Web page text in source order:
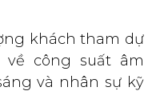
khách tham dự
công suất âm
và nhân sự kỹ